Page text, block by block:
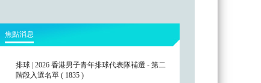
焦點消息
排球 | 2026 香港男子青年排球代表隊補選 - 第二
階段入選名單 ( 1835 )